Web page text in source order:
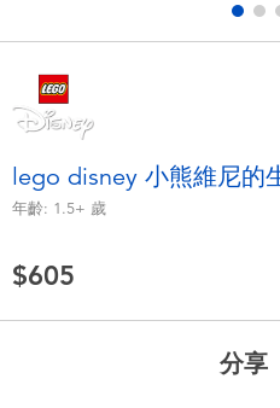
lego disney 小熊維尼的
年齡: 1.5+ 歲
$605
分享